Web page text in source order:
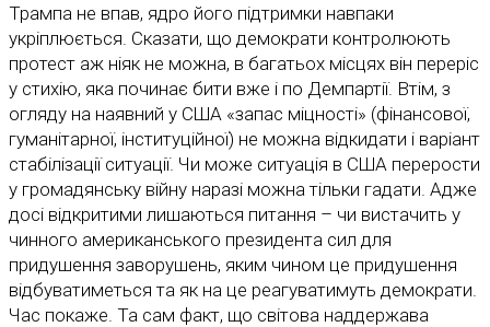
Трампа не впав, ядро його підтримки навпаки
укріплюється. Сказати, що демократи контролюють
протест аж ніяк не можна, в багатьох місцях він переріс
у стихію, яка починає бити вже і по Демпартії. Втім, з
огляду на наявний у США «запас міцності» (фінансової,
гуманітарної, інституційної) не можна відкидати і варіант
стабілізації ситуації. Чи може ситуація в США перерости
у громадянську війну наразі можна тільки гадати. Адже
досі відкритими лишаються питання – чи вистачить у
чинного американського президента сил для
придушення заворушень, яким чином це придушення
відбуватиметься та як на це реагуватимуть демократи.
Час покаже. Та сам факт, що світова наддержава